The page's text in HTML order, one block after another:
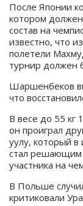
После Японии
котором
состав на
известно, что
полетели
турнир должен
Шаршенбеков
что
В весе до 55 кг
он проиграл
уулу, который в
стал решающим
участника на
В Польше
критиковали